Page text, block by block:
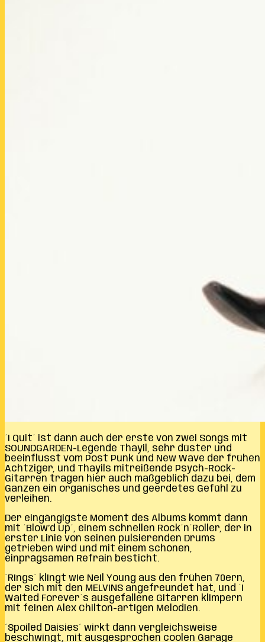
´I Quit´ ist dann auch der erste von zwei Songs mit
SOUNDGARDEN-Legende Thayil, sehr düster und
beeinflusst vom Post Punk und New Wave der frühen
Achtziger, und Thayils mitreißende Psych-Rock-
Gitarren tragen hier auch maßgeblich dazu bei, dem
Ganzen ein organisches und geerdetes Gefühl zu
verleihen.
Der eingängigste Moment des Albums kommt dann
mit ´Blow’d Up´, einem schnellen Rock´n´Roller, der in
erster Linie von seinen pulsierenden Drums
getrieben wird und mit einem schönen,
einprägsamen Refrain besticht.
´Rings´ klingt wie Neil Young aus den frühen 70ern,
der sich mit den MELVINS angefreundet hat, und ´I
Waited Forever´s ausgefallene Gitarren klimpern
mit feinen Alex Chilton-artigen Melodien.
´Spoiled Daisies´ wirkt dann vergleichsweise
beschwingt, mit ausgesprochen coolen Garage